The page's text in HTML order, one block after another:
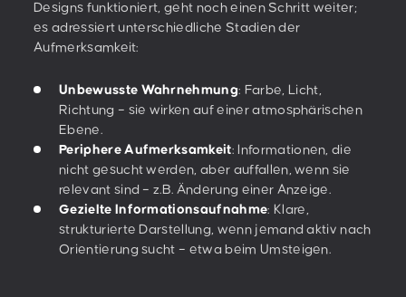
Designs funktioniert, geht noch einen Schritt weiter;
es adressiert unterschiedliche Stadien der
Aufmerksamkeit:
Unbewusste Wahrnehmung: Farbe, Licht,
Richtung – sie wirken auf einer atmosphärischen
Ebene.
Periphere Aufmerksamkeit: Informationen, die
nicht gesucht werden, aber auffallen, wenn sie
relevant sind – z.B. Änderung einer Anzeige.
Gezielte Informationsaufnahme: Klare,
strukturierte Darstellung, wenn jemand aktiv nach
Orientierung sucht – etwa beim Umsteigen.